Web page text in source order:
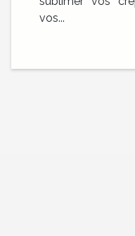
vos...